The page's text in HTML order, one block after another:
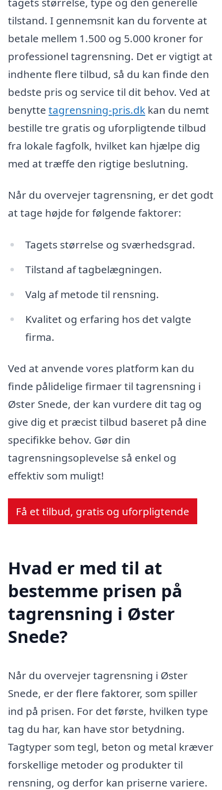
tilstand. I gennemsnit kan du forvente at
betale mellem 1.500 og 5.000 kroner for
professionel tagrensning. Det er vigtigt at
indhente flere tilbud, så du kan finde den
bedste pris og service til dit behov. Ved at
benytte tagrensning-pris.dk kan du nemt
bestille tre gratis og uforpligtende tilbud
fra lokale fagfolk, hvilket kan hjælpe dig
med at træffe den rigtige beslutning.
Når du overvejer tagrensning, er det godt
at tage højde for følgende faktorer:
Tagets størrelse og sværhedsgrad.
Tilstand af tagbelægningen.
Valg af metode til rensning.
Kvalitet og erfaring hos det valgte
firma.
Ved at anvende vores platform kan du
finde pålidelige firmaer til tagrensning i
Øster Snede, der kan vurdere dit tag og
give dig et præcist tilbud baseret på dine
specifikke behov. Gør din
tagrensningsoplevelse så enkel og
effektiv som muligt!
Få et tilbud, gratis og uforpligtende
Hvad er med til at
bestemme prisen på
tagrensning i Øster
Snede?
Når du overvejer tagrensning i Øster
Snede, er der flere faktorer, som spiller
ind på prisen. For det første, hvilken type
tag du har, kan have stor betydning.
Tagtyper som tegl, beton og metal kræver
forskellige metoder og produkter til
rensning, og derfor kan priserne variere.